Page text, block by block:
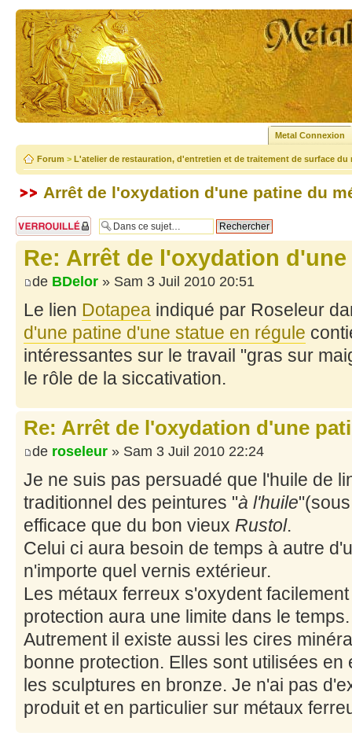
Metal Connexion
Forum > L'atelier de restauration, d'entretien et de traitement de surface du
Arrêt de l'oxydation d'une patine du
Sujet verrouillé
Re: Arrêt de l'oxydation
de BDelor » Sam 3 Juil 2010 20:51
Le lien Dotapea indiqué par Roseleur
d'une patine d'une statue en régule
intéressantes sur le travail "gras sur
le rôle de la siccativation.
Re: Arrêt de l'oxydation d'une
de roseleur » Sam 3 Juil 2010 22:24
Je ne suis pas persuadé que l'huile de
traditionnel des peintures "à l'huile
efficace que du bon vieux Rustol.
Celui ci aura besoin de temps à autre
n'importe quel vernis extérieur.
Les métaux ferreux s'oxydent
protection aura une limite dans le temps.
Autrement il existe aussi les cires
bonne protection. Elles sont utilisées
les sculptures en bronze. Je n'ai pas
produit et en particulier sur métaux